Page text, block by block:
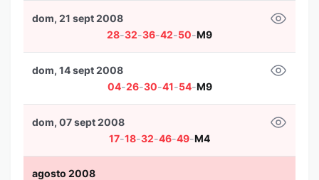
28-32-36-42-50-M9
dom, 21 sept 2008
04-26-30-41-54-M9
dom, 14 sept 2008
17-18-32-46-49-M4
dom, 07 sept 2008
agosto 2008